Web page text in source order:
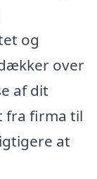
og
over
af dit
fra firma til
at